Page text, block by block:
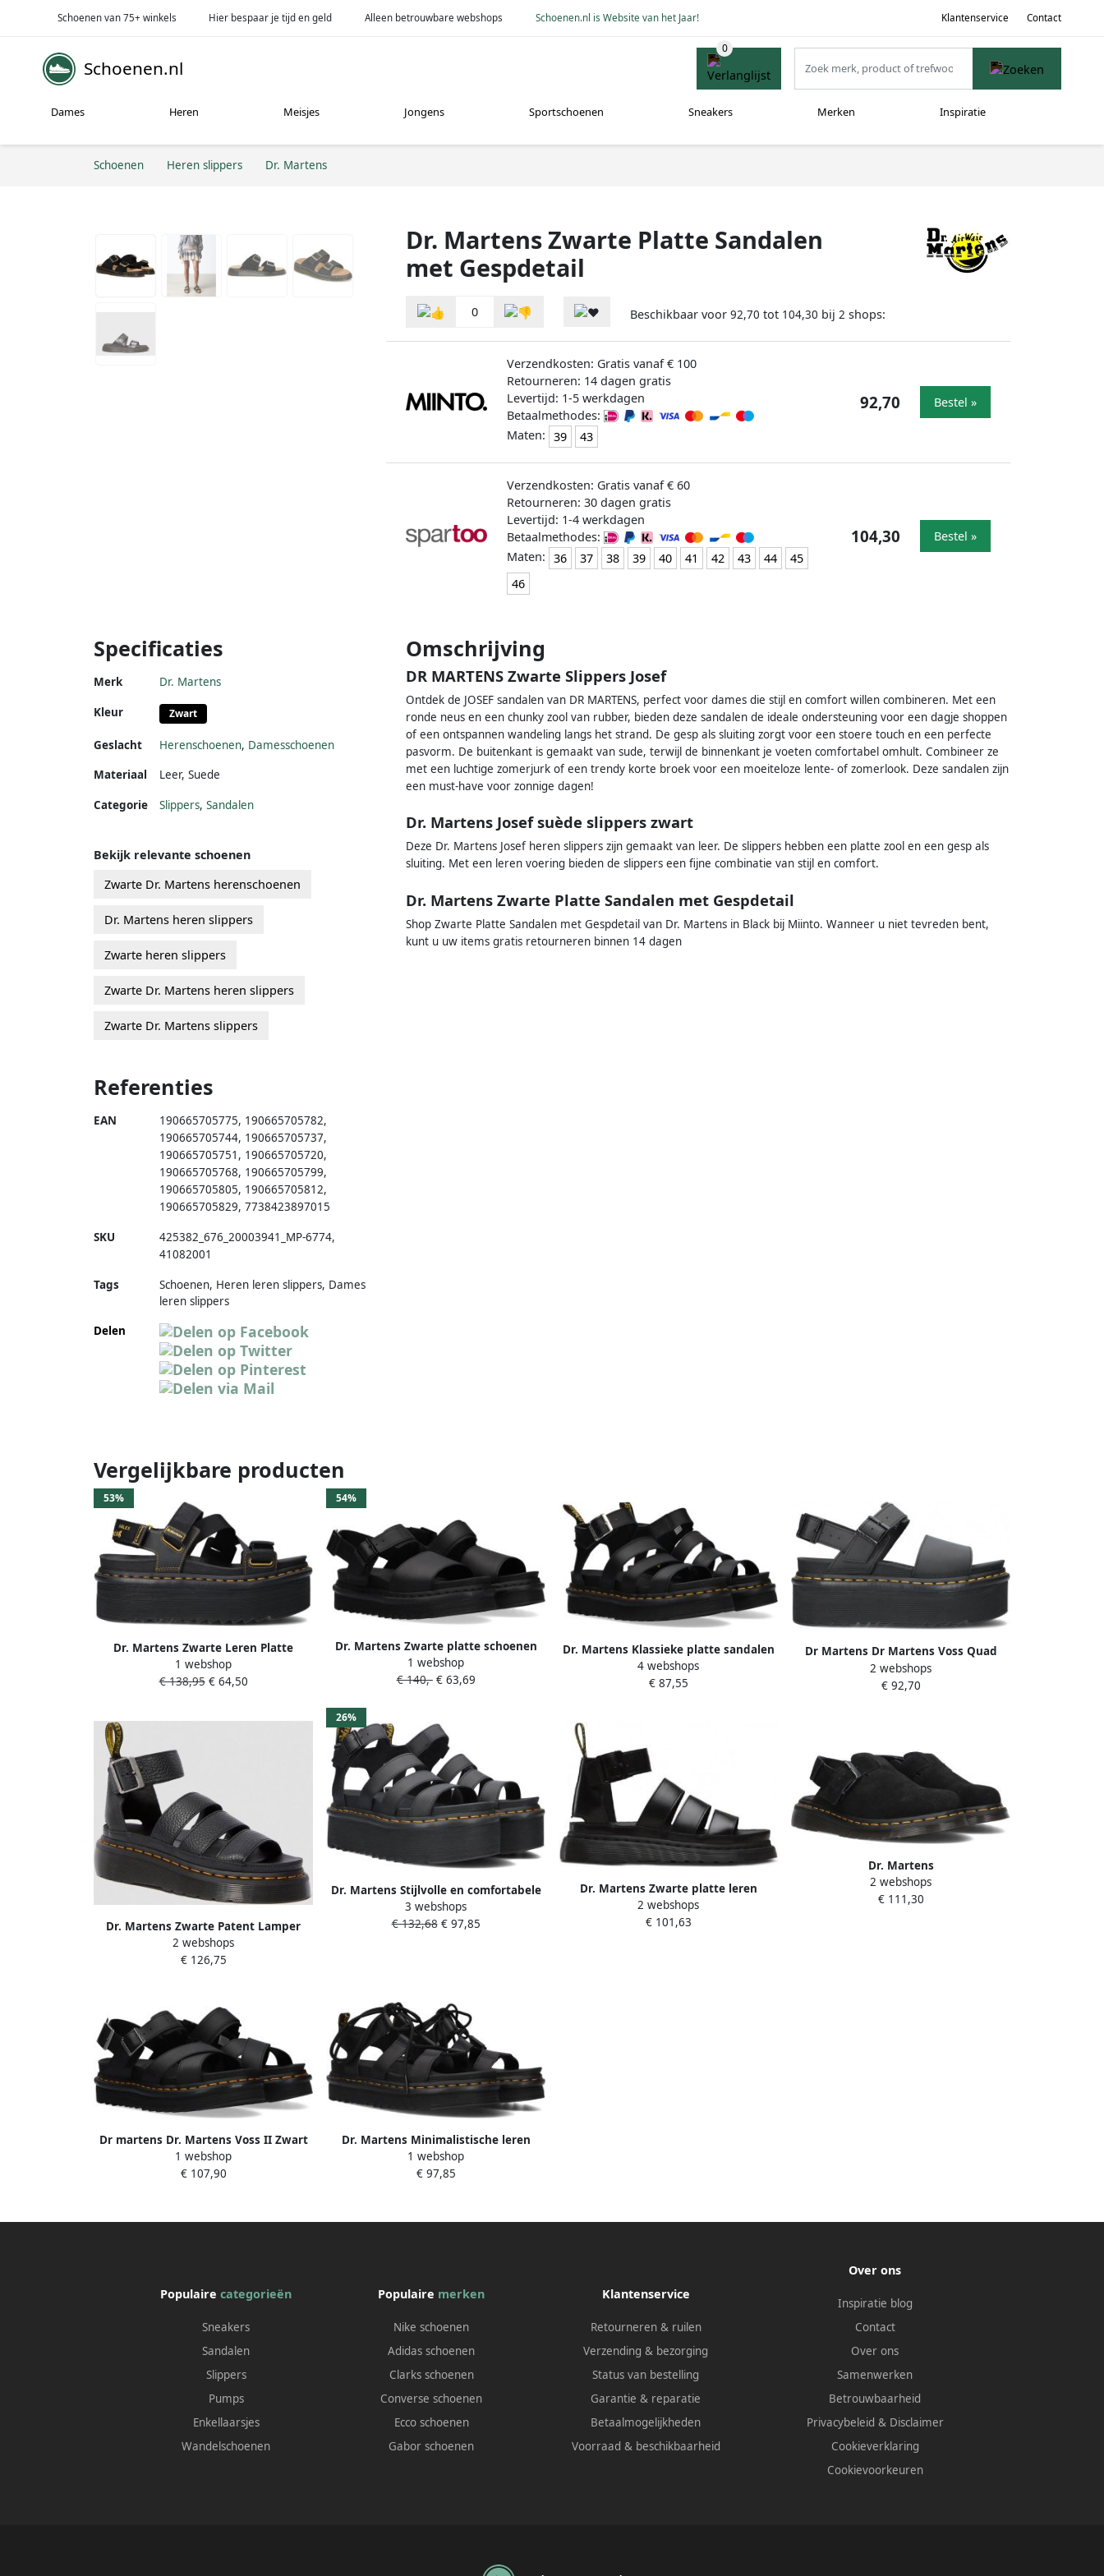
Schoenen van 75+ winkels Hier bespaar je tijd en geld Alleen betrouwbare webshops Schoenen.nl is Website van het Jaar! Klantenservice Contact
Schoenen.nl
Dames Heren Meisjes Jongens Sportschoenen Sneakers Merken Inspiratie
Schoenen Heren slippers Dr. Martens
Dr. Martens Zwarte Platte Sandalen
met Gespdetail
0 Beschikbaar voor 92,70 tot 104,30 bij 2 shops:
Verzendkosten: Gratis vanaf € 100
Retourneren: 14 dagen gratis
Levertijd: 1-5 werkdagen
Betaalmethodes:
Maten: 39 43
92,70 Bestel »
Verzendkosten: Gratis vanaf € 60
Retourneren: 30 dagen gratis
Levertijd: 1-4 werkdagen
Betaalmethodes:
Maten: 36 37 38 39 40 41 42 43 44
45
46
104,30 Bestel »
Specificaties
Merk Dr. Martens
Kleur Zwart
Geslacht Herenschoenen, Damesschoenen
Materiaal
Leer, Suede
Categorie Slippers, Sandalen
Omschrijving
DR MARTENS Zwarte Slippers Josef
Ontdek de JOSEF sandalen van DR MARTENS, perfect voor dames die stijl en comfort willen combineren. Met een
ronde neus en een chunky zool van rubber, bieden deze sandalen de ideale ondersteuning voor een dagje shoppen
of een ontspannen wandeling langs het strand. De gesp als sluiting zorgt voor een stoere touch en een perfecte
pasvorm. De buitenkant is gemaakt van sude, terwijl de binnenkant je voeten comfortabel omhult. Combineer ze
met een luchtige zomerjurk of een trendy korte broek voor een moeiteloze lente- of zomerlook. Deze sandalen zijn
een must-have voor zonnige dagen!
Dr. Martens Josef suède slippers zwart
Deze Dr. Martens Josef heren slippers zijn gemaakt van leer. De slippers hebben een platte zool en een gesp als
sluiting. Met een leren voering bieden de slippers een fijne combinatie van stijl en comfort.
Dr. Martens Zwarte Platte Sandalen met Gespdetail
Shop Zwarte Platte Sandalen met Gespdetail van Dr. Martens in Black bij Miinto. Wanneer u niet tevreden bent,
kunt u uw items gratis retourneren binnen 14 dagen
Bekijk relevante schoenen
Zwarte Dr. Martens herenschoenen
Dr. Martens heren slippers
Zwarte heren slippers
Zwarte Dr. Martens heren slippers
Zwarte Dr. Martens slippers
Referenties
EAN 190665705775, 190665705782,
190665705744, 190665705737,
190665705751 , 190665705720,
190665705768, 190665705799,
190665705805, 190665705812,
190665705829, 7738423897015
SKU 425382_676_20003941_MP-6774,
41082001
Tags
Schoenen, Heren leren slippers, Dames
leren slippers
Delen
Vergelijkbare producten
53%
Dr. Martens Zwarte Leren Platte
Sandalen met Klittenbandsluiting
Black Dames
1 webshop
€ 138,95€ 64,50
54%
Dr. Martens Zwarte platte schoenen
met verstelbare gespen en lichte
sleehak Black Dames
1 webshop
€ 140,-€ 63,69
Dr. Martens Klassieke platte sandalen
met verstelbare enkelband Black
Dames
4 webshops
€ 87,55
Dr Martens Dr Martens Voss Quad
platform sandaal van leer
2 webshops
€ 92,70
Dr. Martens Zwarte Patent Lamper
Gladiator Sandalen Black Dames
2 webshops
€ 126,75
26%
Dr. Martens Stijlvolle en comfortabele
platte sandalen voor vrouwen Black
Dames
3 webshops
€ 132,68€ 97,85
Dr. Martens Zwarte platte leren
sandalen met verstelbare gespsluiting
Black Dames
2 webshops
€ 101,63
Dr. Martens
JORGE~II~BLACK~E.H.SUEDE~~~~~~
Platte sandalen s Sandalen Zwart
2 webshops
€ 111,30
Dr martens Dr. Martens Voss II Zwart
Leer Platte sandalen Dames
1 webshop
€ 107,90
Dr. Martens Minimalistische leren
sandalen met unieke veters en
lichtgewicht EVA-zool Zwart Dames
1 webshop
€ 97,85
Populairecategorieën
Sneakers
Sandalen
Slippers
Pumps
Enkellaarsjes
Wandelschoenen
Populaire merken
Nike schoenen
Adidas schoenen
Clarks schoenen
Converse schoenen
Ecco schoenen
Gabor schoenen
Klantenservice
Retourneren & ruilen
Verzending & bezorging
Status van bestelling
Garantie & reparatie
Betaalmogelijkheden
Voorraad & beschikbaarheid
Over ons
Inspiratie blog
Contact
Over ons
Samenwerken
Betrouwbaarheid
Privacybeleid & Disclaimer
Cookieverklaring
Cookievoorkeuren